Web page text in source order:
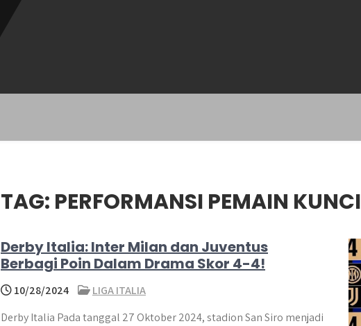
TAG: PERFORMANSI PEMAIN KUNCI
Derby Italia: Inter Milan dan Juventus
Berbagi Poin Dalam Drama Skor 4-4!
10/28/2024
LIGA ITALIA
Derby Italia Pada tanggal 27 Oktober 2024, stadion San Siro menjadi